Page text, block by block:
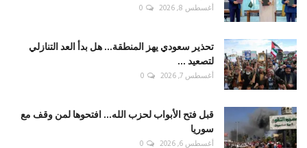
أغسطس 8, 2026 0
تحذير سعودي يهز المنطقة... هل بدأ العد التنازلي
لتصعيد ...
أغسطس 7, 2026 0
قبل فتح الأبواب لحزب الله... افتحوها لمن وقف مع
سوريا
أغسطس 6, 2026 0